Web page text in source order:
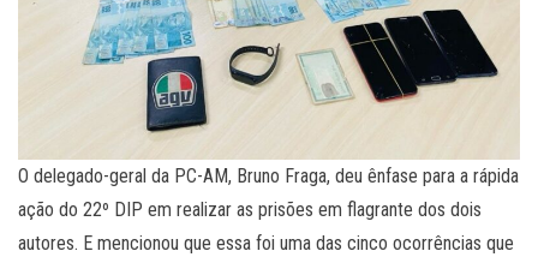
O delegado-geral da PC-AM, Bruno Fraga, deu ênfase para a rápida
ação do 22º DIP em realizar as prisões em flagrante dos dois
autores. E mencionou que essa foi uma das cinco ocorrências que